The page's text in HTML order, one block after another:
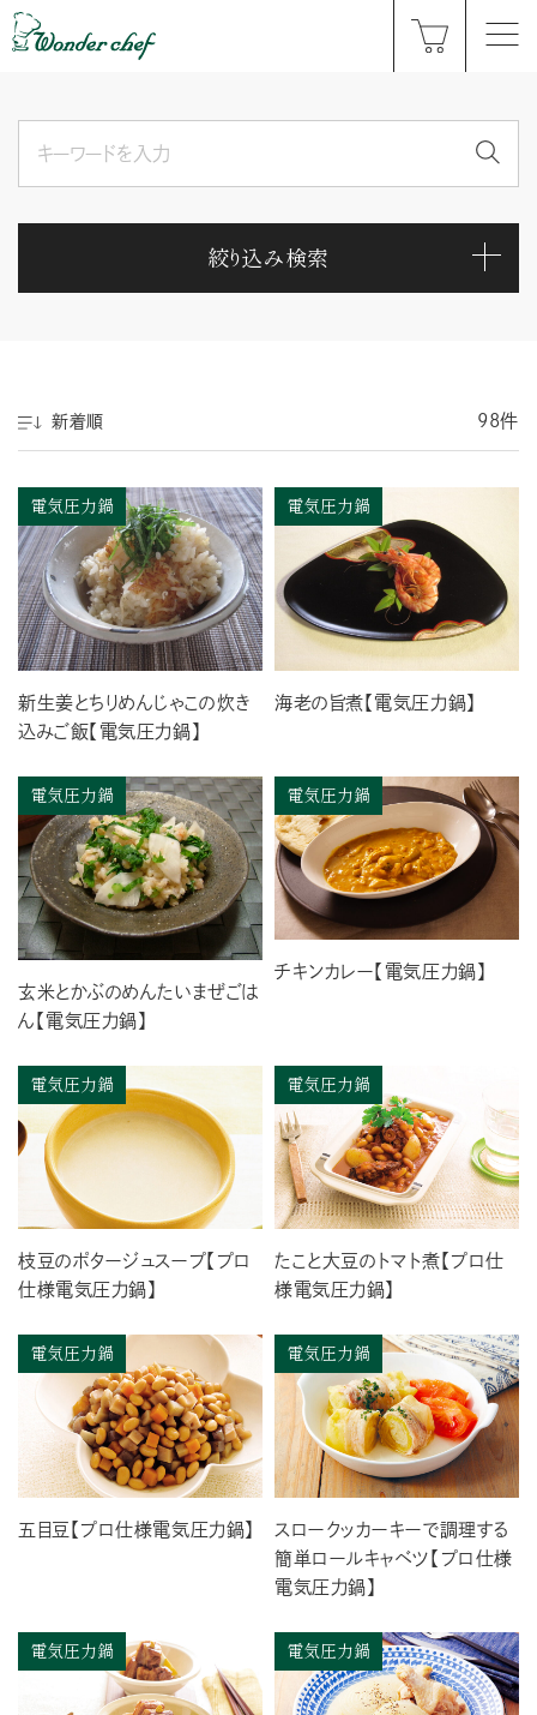
絞り込み検索
新着順 98件
電気圧力鍋
新生姜とちりめんじゃこの炊き
込みご飯【電気圧力鍋】
電気圧力鍋
海老の旨煮【電気圧力鍋】
電気圧力鍋
玄米とかぶのめんたいまぜごは
ん【電気圧力鍋】
電気圧力鍋
チキンカレー【電気圧力鍋】
電気圧力鍋
枝豆のポタージュスープ【プロ
仕様電気圧力鍋】
電気圧力鍋
たこと大豆のトマト煮【プロ仕
様電気圧力鍋】
電気圧力鍋
五目豆【プロ仕様電気圧力鍋】
電気圧力鍋
スロークッカーキーで調理する
簡単ロールキャベツ【プロ仕様
電気圧力鍋】
電気圧力鍋 電気圧力鍋